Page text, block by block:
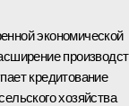
экономической
кредитование
хозяйства